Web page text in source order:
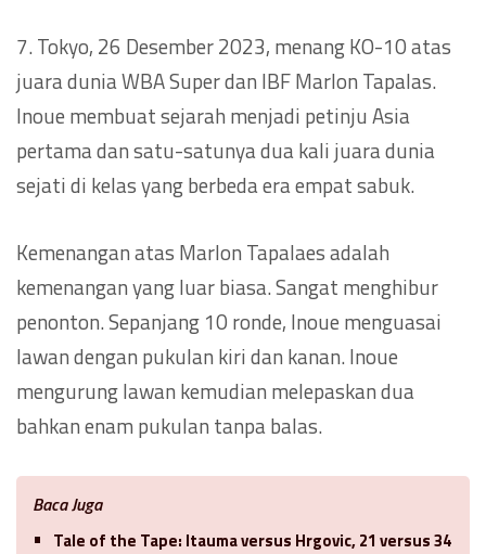
7. Tokyo, 26 Desember 2023, menang KO-10 atas
juara dunia WBA Super dan IBF Marlon Tapalas.
Inoue membuat sejarah menjadi petinju Asia
pertama dan satu-satunya dua kali juara dunia
sejati di kelas yang berbeda era empat sabuk.
Kemenangan atas Marlon Tapalaes adalah
kemenangan yang luar biasa. Sangat menghibur
penonton. Sepanjang 10 ronde, Inoue menguasai
lawan dengan pukulan kiri dan kanan. Inoue
mengurung lawan kemudian melepaskan dua
bahkan enam pukulan tanpa balas.
Baca Juga
Tale of the Tape: Itauma versus Hrgovic, 21 versus 34